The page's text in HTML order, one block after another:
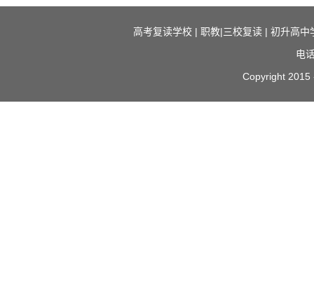
高考复读学校| 职教|三校复读| 初升高中
电
Copyright